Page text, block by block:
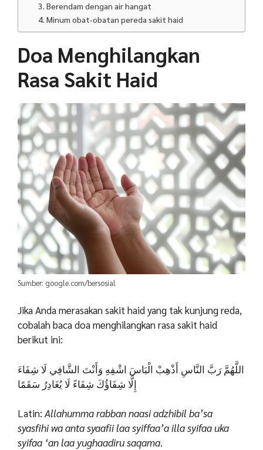
3. Berendam dengan air hangat
4. Minum obat-obatan pereda sakit haid
Doa Menghilangkan
Rasa Sakit Haid
Sumber: google.com/bersosial
Jika Anda merasakan sakit haid yang tak kunjung reda,
cobalah baca doa menghilangkan rasa sakit haid
berikut ini:
اللَّهُمَّ رَبَّ النَّاسِ أَذْهِبْ الْبَاسَ اشْفِهِ وَأَنْتَ الشَّافِي لَا شِفَاءَ
إِلَّا شِفَاؤُكَ شِفَاءً لَا يُغَادِرُ سَقَمًا
Latin: Allahumma rabban naasi adzhibil ba’sa
syasfihi wa anta syaafii laa syiffaa’a illa syifaa uka
syifaa ‘an laa yughaadiru saqama.